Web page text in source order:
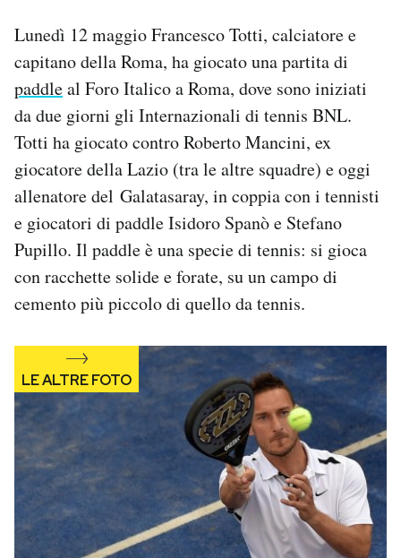
I MIEI PREFERITI
SHOP
AREA PERSONALE
Area Personale
Newsletter
Regala il Post
Hai bisogno di aiuto?
Esci
Lunedì 12 maggio Francesco Totti, calciatore e
capitano della Roma, ha giocato una partita di
paddleal Foro Italico a Roma, dove sono iniziati
da due giorni gli Internazionali di tennis BNL.
Totti ha giocato contro Roberto Mancini, ex
giocatore della Lazio (tra le altre squadre) e oggi
allenatore del Galatasaray, in coppia con i tennisti
e giocatori di paddle Isidoro Spanò e Stefano
Pupillo. Il paddle è una specie di tennis: si gioca
con racchette solide e forate, su un campo di
cemento più piccolo di quello da tennis.